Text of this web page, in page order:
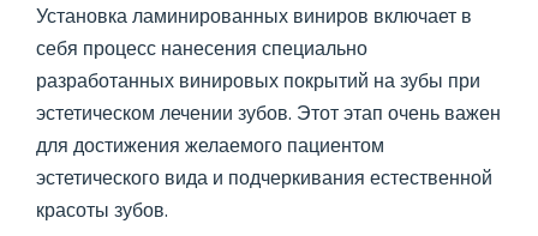
Установка ламинированных виниров включает в
себя процесс нанесения специально
разработанных винировых покрытий на зубы при
эстетическом лечении зубов. Этот этап очень важен
для достижения желаемого пациентом
эстетического вида и подчеркивания естественной
красоты зубов.